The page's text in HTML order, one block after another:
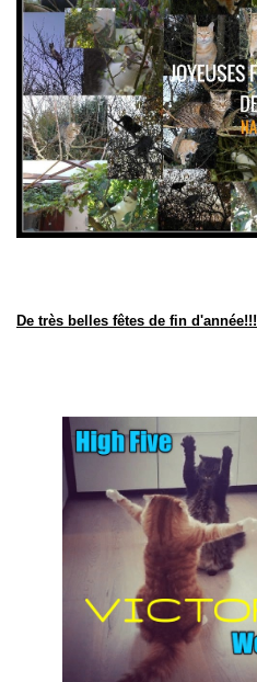
De très belles fêtes de fin d'année!!!